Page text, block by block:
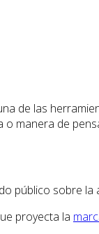
de las
o manera de
público sobre
proyecta la